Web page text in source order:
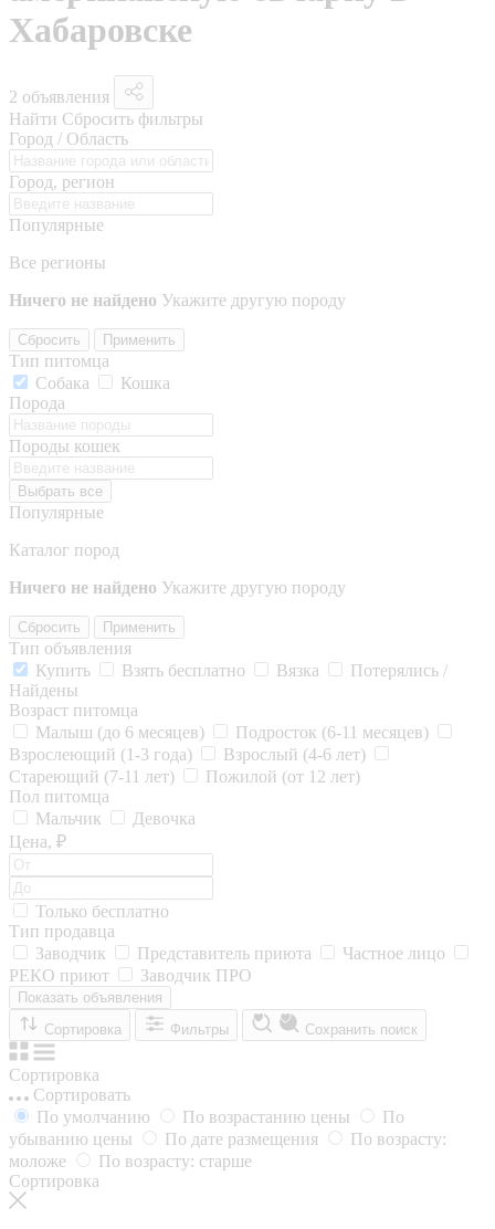
Хабаровске
2 объявления
Найти Сбросить фильтры
Город / Область
Город, регион
Популярные
Все регионы
Ничего не найдено Укажите другую породу
Сбросить Применить
Тип питомца
Собака
Кошка
Порода
Породы кошек
Выбрать все
Популярные
Каталог пород
Ничего не найдено Укажите другую породу
Сбросить Применить
Тип объявления
Купить
Взять бесплатно Вязка
Потерялись /
Найдены
Возраст питомца
Малыш (до 6 месяцев)
Подросток (6-11 месяцев)
Взрослеющий (1-3 года)
Взрослый (4-6 лет)
Стареющий (7-11 лет)
Пожилой (от 12 лет)
Пол питомца
Мальчик
Девочка
Цена, ₽
Только бесплатно
Тип продавца
Заводчик
Представитель приюта
Частное лицо
РЕКО приют
Заводчик ПРО
Показать объявления
Сортировка
Фильтры Сохранить поиск
Сортировка
Сортировать
По умолчанию
По возрастанию цены
По
убыванию цены
По дате размещения
По возрасту:
моложе
По возрасту: старше
Сортировка